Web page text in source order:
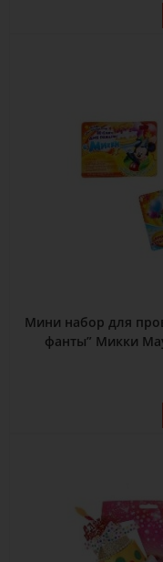
Мини набор для
фанты” Микки